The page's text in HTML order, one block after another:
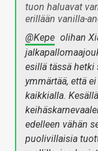
tuon haluavat
erillään vanilla-
@Kepe olihan
esillä tässä
ymmärtää, että
kaikkialla.
edelleen vähän
puolivillaisia